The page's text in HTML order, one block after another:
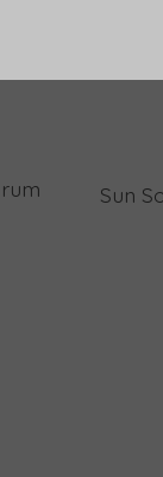
Sun